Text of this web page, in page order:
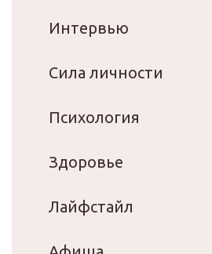
Интервью
Сила личности
Психология
Здоровье
Лайфстайл